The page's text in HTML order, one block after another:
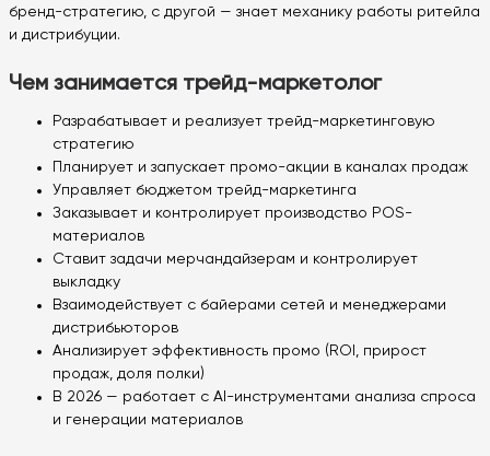
бренд-стратегию, с другой — знает механику работы ритейла
и дистрибуции.
Чем занимается трейд-маркетолог
Разрабатывает и реализует трейд-маркетинговую
стратегию
Планирует и запускает промо-акции в каналах продаж
Управляет бюджетом трейд-маркетинга
Заказывает и контролирует производство POS-
материалов
Ставит задачи мерчандайзерам и контролирует
выкладку
Взаимодействует с байерами сетей и менеджерами
дистрибьюторов
Анализирует эффективность промо (ROI, прирост
продаж, доля полки)
В 2026 — работает с AI-инструментами анализа спроса
и генерации материалов